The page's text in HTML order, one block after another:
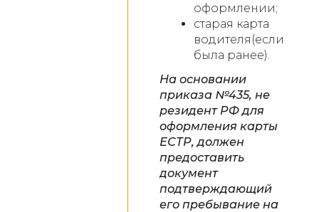
оформлении;
старая карта
водителя(если
была ранее).
На основании
приказа №435, не
резидент РФ для
оформления карты
ЕСТР, должен
предоставить
документ
подтверждающий
его пребывание на